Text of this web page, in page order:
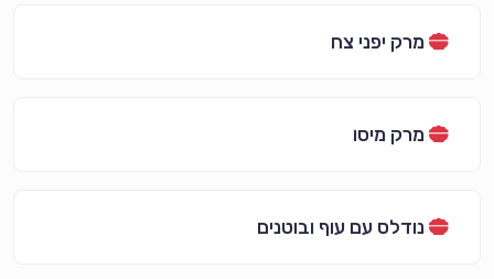
מרק יפני צח
מרק מיסו
נודלס עם עוף ובוטנים